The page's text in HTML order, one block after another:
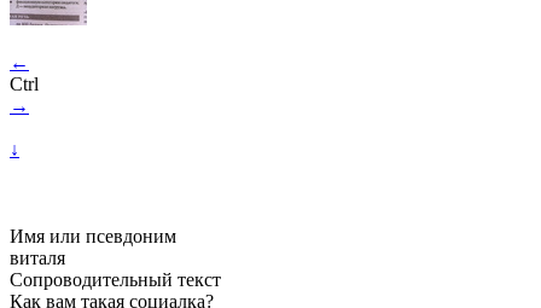
←
Ctrl
→
↓
Имя или псевдоним
виталя
Сопроводительный текст
Как вам такая социалка?